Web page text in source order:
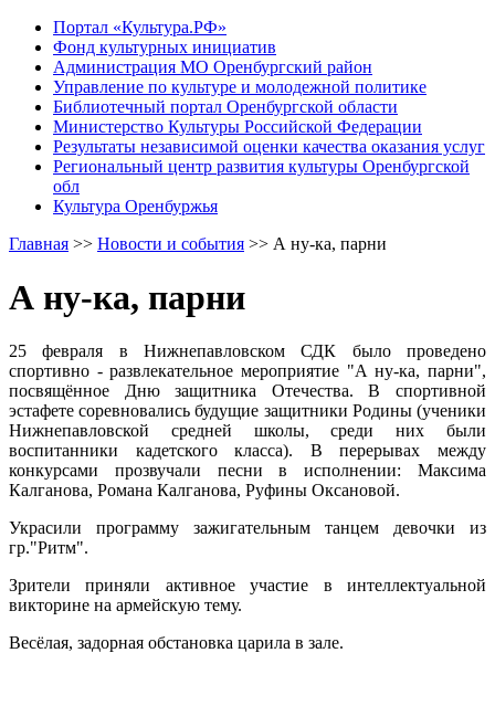
Портал «Культура.РФ»
Фонд культурных инициатив
Администрация МО Оренбургский район
Управление по культуре и молодежной политике
Библиотечный портал Оренбургской области
Министерство Культуры Российской Федерации
Результаты независимой оценки качества оказания услуг
Региональный центр развития культуры Оренбургской
обл
Культура Оренбуржья
Главная >> Новости и события >> А ну-ка, парни
А ну-ка, парни
25 февраля в Нижнепавловском СДК было проведено
спортивно - развлекательное мероприятие "А ну-ка, парни",
посвящённое Дню защитника Отечества. В спортивной
эстафете соревновались будущие защитники Родины (ученики
Нижнепавловской средней школы, среди них были
воспитанники кадетского класса). В перерывах между
конкурсами прозвучали песни в исполнении: Максима
Калганова, Романа Калганова, Руфины Оксановой.
Украсили программу зажигательным танцем девочки из
гр."Ритм".
Зрители приняли активное участие в интеллектуальной
викторине на армейскую тему.
Весёлая, задорная обстановка царила в зале.